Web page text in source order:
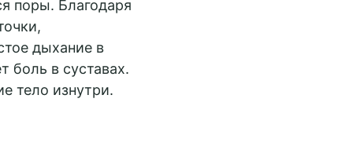
поры. Благодаря
дыхание в
боль в суставах.
тело изнутри.